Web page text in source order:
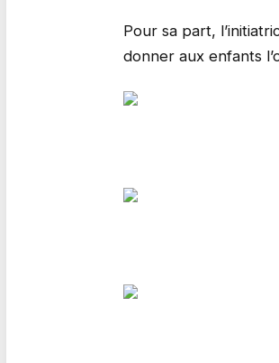
Pour sa part,
donner aux enfants